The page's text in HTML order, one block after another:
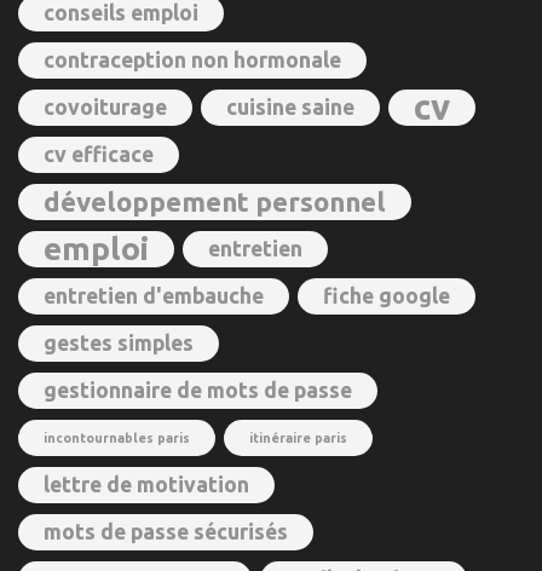
conseils emploi
contraception non hormonale
covoiturage cuisine saine cv
cv efficace
développement personnel
emploi entretien
entretien d'embauche fiche google
gestes simples
gestionnaire de mots de passe
incontournables paris itinéraire paris
lettre de motivation
mots de passe sécurisés